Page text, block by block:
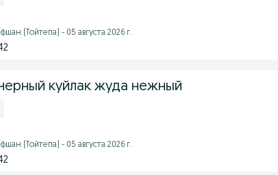
(Тойтепа) - 05 августа 2026 г.
куйлак жуда нежный
(Тойтепа) - 05 августа 2026 г.